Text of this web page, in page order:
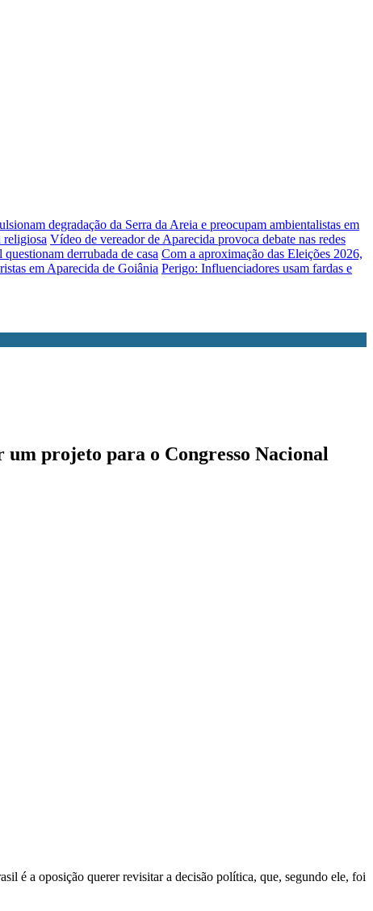
degradação da Serra da Areia e preocupam ambientalistas em
religiosa Vídeo de vereador de Aparecida provoca debate nas redes
derrubada de casa Com a aproximação das Eleições 2026,
em Aparecida de Goiânia Perigo: Influenciadores usam fardas e
projeto para o Congresso Nacional
é a oposição querer revisitar a decisão política, que, segundo ele, foi